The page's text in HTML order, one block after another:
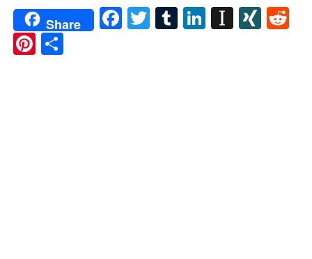
Share Facebook
TwitterTumblrLinkedIn
Pinterest